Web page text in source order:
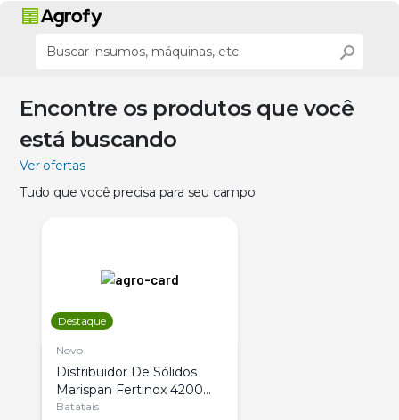
Encontre os produtos que você
está buscando
Ver ofertas
Tudo que você precisa para seu campo
Destaque
Novo
Distribuidor De Sólidos
Marispan Fertinox 4200
Citrus
Batatais